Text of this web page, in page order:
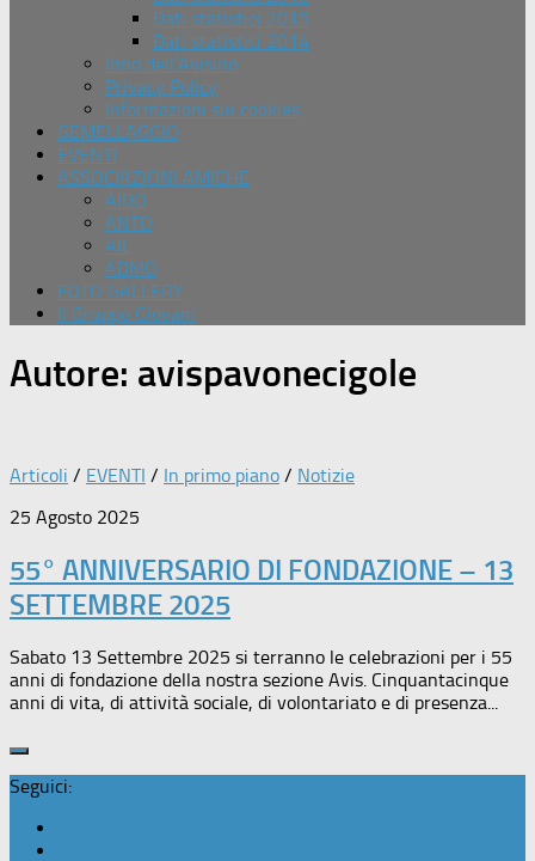
Dati statistici 2015
Dati statistici 2014
Inno dell’Avisino
Privacy Policy
Informazioni sui cookies
GEMELLAGGIO
EVENTI
ASSOCIAZIONI AMICHE
AIDO
ANTO
AIL
ADMO
FOTO GALLERY
Il Gruppo Giovani
Autore: avispavonecigole
Articoli / EVENTI / In primo piano / Notizie
25 Agosto 2025
55° ANNIVERSARIO DI FONDAZIONE – 13
SETTEMBRE 2025
Sabato 13 Settembre 2025 si terranno le celebrazioni per i 55
anni di fondazione della nostra sezione Avis. Cinquantacinque
anni di vita, di attività sociale, di volontariato e di presenza...
Seguici: